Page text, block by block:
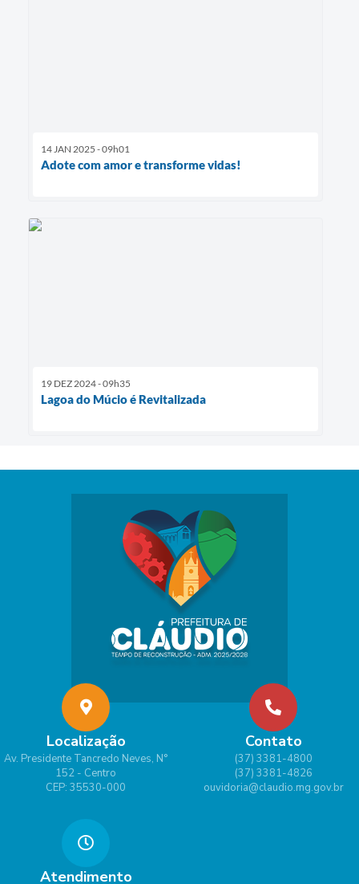
14 JAN 2025 - 09h01
Adote com amor e transforme vidas!
19 DEZ 2024 - 09h35
Lagoa do Múcio é Revitalizada
Localização
Av. Presidente Tancredo Neves, N°
152 - Centro
CEP: 35530-000
Contato
(37) 3381-4800
(37) 3381-4826
ouvidoria@claudio.mg.gov.br
Atendimento